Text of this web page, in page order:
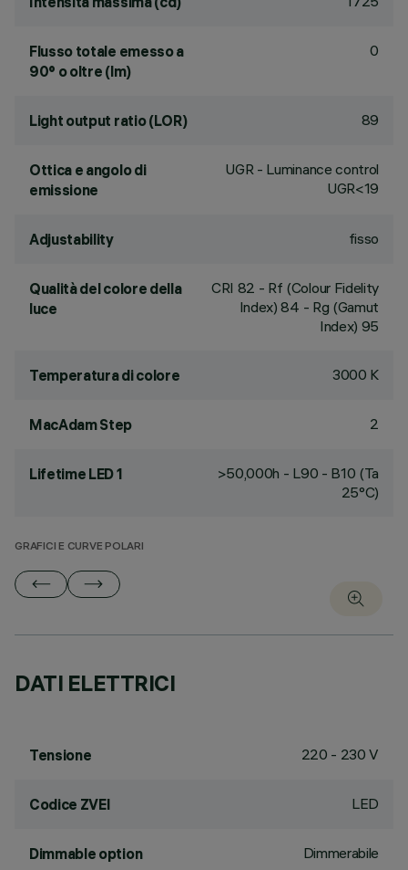
Flusso totale emesso a
90° o oltre (lm)
0
Light output ratio (LOR) 89
Ottica e angolo di
emissione
UGR - Luminance control
UGR<19
Adjustability fisso
Qualità del colore della
luce
CRI 82 - Rf (Colour Fidelity
Index) 84 - Rg (Gamut
Index) 95
Temperatura di colore 3000 K
MacAdam Step 2
Lifetime LED 1
>50,000h - L90 - B10 (Ta
25°C)
GRAFICI E CURVE POLARI
DATI ELETTRICI
Tensione 220 - 230 V
Codice ZVEI LED
Dimmable option Dimmerabile